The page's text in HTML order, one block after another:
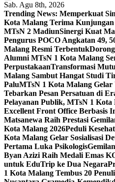
Sab. Agu 8th, 2026
Trending News: Memperkuat
Kota Malang Terima
MTsN 2 MadiunSinergi Kuat
Pengurus POCO Angkatan 49,
Malang Resmi Terbentuk
Alumni MTsN 1 Kota Malang
PerpustakaanTransformasi
Malang Sambut Hangat Studi
PaluMTsN 1 Kota Malang
Tebarkan Pesan Persatuan di
Pelayanan Publik, MTsN 1
Excellent Front Office Berbasis
Matsanewa Raih Prestasi
Kota Malang 2026Peduli
Kota Malang Gelar Sosialisasi
Pertama Luka Psikologis
Byan Azizi Raih Medali Emas
untuk EduTrip ke Dua Negara
1 Kota Malang Tembus 20